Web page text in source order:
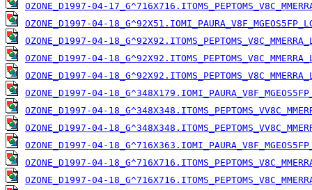
OZONE_D1997-04-
OZONE_D1997-04-
OZONE_D1997-04-
OZONE_D1997-04-
OZONE_D1997-04-
OZONE_D1997-04-
OZONE_D1997-04-
OZONE_D1997-04-
OZONE_D1997-04-
OZONE_D1997-04-
OZONE_D1997-04-